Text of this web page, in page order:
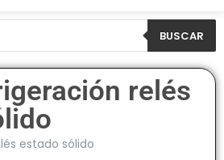
BUSCAR
relés
estado sólido